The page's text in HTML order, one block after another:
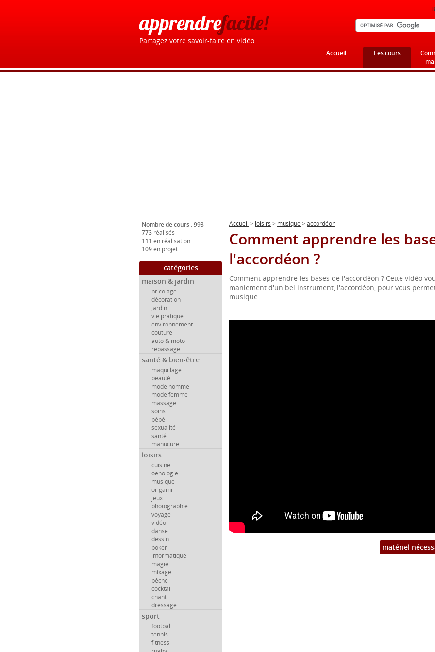
apprendrefacile!
Partagez votre savoir-faire en vidéo...
Accueil Les cours
Nombre de cours : 993
773 réalisés
111 en réalisation
109en projet
catégories
maison & jardin
bricolage
décoration
jardin
vie pratique
environnement
couture
auto & moto
repassage
santé & bien-être
maquillage
beauté
mode homme
mode femme
massage
soins
bébé
sexualité
santé
manucure
loisirs
cuisine
oenologie
musique
origami
jeux
photographie
voyage
vidéo
danse
dessin
poker
informatique
magie
mixage
pêche
cocktail
chant
dressage
sport
football
tennis
fitness
Accueil > loisirs > musique > accordéon
Comment apprendre les
l'accordéon ?
Comment apprendre les bases de l'accordéon ? Cette vidéo
maniement d'un bel instrument, l'accordéon, pour vous
musique.
matériel